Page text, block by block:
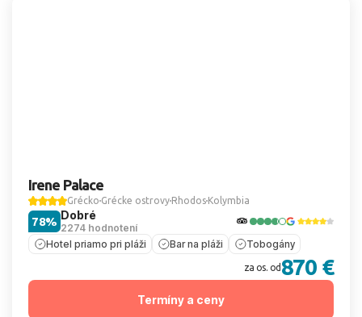
Irene Palace
Grécko Grécke ostrovy Rhodos Kolymbia
Dobré
2274 hodnotení
78%
Hotel priamo pri pláži Bar na pláži Tobogány
za os. od 870 €
Termíny a ceny